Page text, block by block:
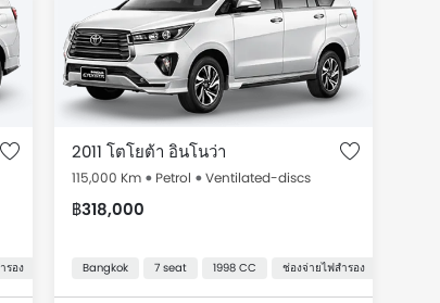
ทั้งหมดรวมทั้งหมด 7 รถมือสองที่มีขายใน
น้าจอสัมผัส ระบบป้องกันล้อล็อก สัญญาณกะระยะถอยหลัง
รอง ระบบปรับอากาศอัตโนมัติ ระบบป้องกันล้อล็อก สัญญาณกะระยะถอยหลัง
2011 โตโยต้า อินโนว่า
115,000 Km Petrol Ventilated-discs
฿318,000
Bangkok 7 seat 1998 CC ช่องจ่ายไฟสำรอง